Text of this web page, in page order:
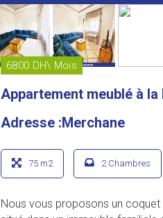
6800 DH\ Mois
Appartement meublé à la
Adresse :Merchane
75 m2 2 Chambres
Nous vous proposons un